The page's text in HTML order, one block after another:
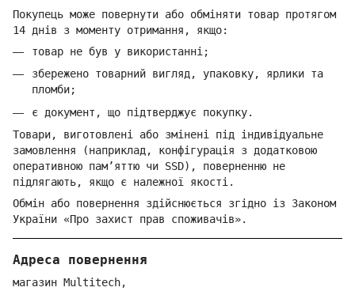
Покупець може повернути або обміняти товар протягом
14 днів з моменту отримання, якщо:
товар не був у використанні;
збережено товарний вигляд, упаковку, ярлики та
пломби;
є документ, що підтверджує покупку.
Товари, виготовлені або змінені під індивідуальне
замовлення (наприклад, конфігурація з додатковою
оперативною пам’яттю чи SSD), поверненню не
підлягають, якщо є належної якості.
Обмін або повернення здійснюється згідно із Законом
України «Про захист прав споживачів».
Адреса повернення
магазин Multitech,